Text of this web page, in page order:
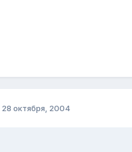
28 октября, 2004